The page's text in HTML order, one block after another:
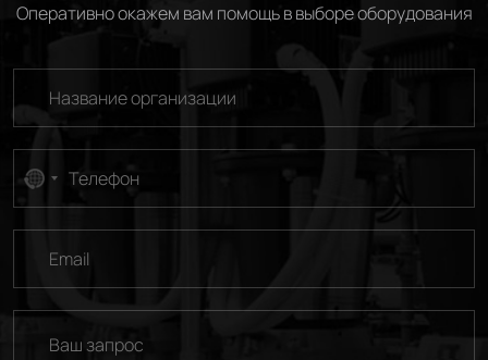
Оперативно окажем вам помощь в выборе оборудования
No